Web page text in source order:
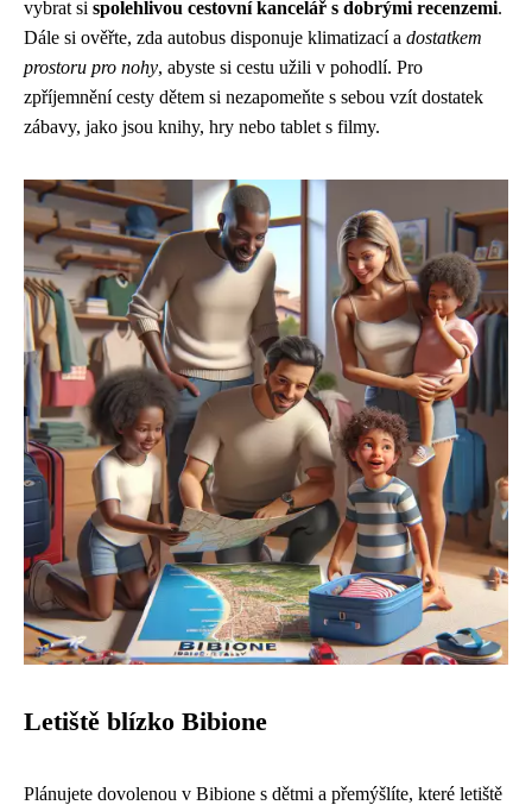
vybrat si spolehlivou cestovní kancelář s dobrými recenzemi.
Dále si ověřte, zda autobus disponuje klimatizací a dostatkem
prostoru pro nohy, abyste si cestu užili v pohodlí. Pro
zpříjemnění cesty dětem si nezapomeňte s sebou vzít dostatek
zábavy, jako jsou knihy, hry nebo tablet s filmy.
Letiště blízko Bibione
Plánujete dovolenou v Bibione s dětmi a přemýšlíte, které letiště